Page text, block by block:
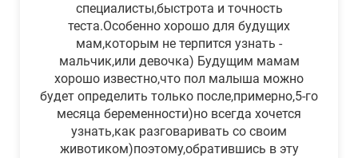
специалисты,быстрота и точность
теста.Особенно хорошо для будущих
мам,которым не терпится узнать -
мальчик,или девочка) Будущим мамам
хорошо известно,что пол малыша можно
будет определить только после,примерно,5-го
месяца беременности)но всегда хочется
узнать,как разговаривать со своим
животиком)поэтому,обратившись в эту